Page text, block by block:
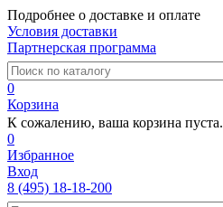
Подробнее о доставке и оплате
Условия доставки
Партнерская программа
0
Корзина
К сожалению, ваша корзина пуста.
0
Избранное
Вход
8 (495) 18-18-200